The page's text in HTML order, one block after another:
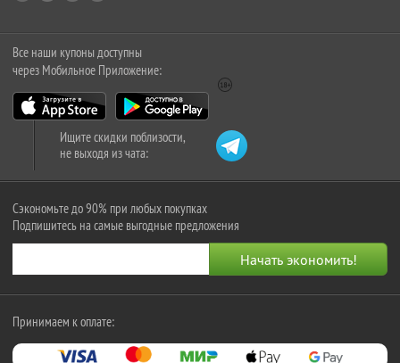
Все наши купоны доступны
через Мобильное Приложение:
Ищите скидки поблизости,
не выходя из чата:
Сэкономьте до 90% при любых покупках
Подпишитесь на самые выгодные предложения
Принимаем к оплате: